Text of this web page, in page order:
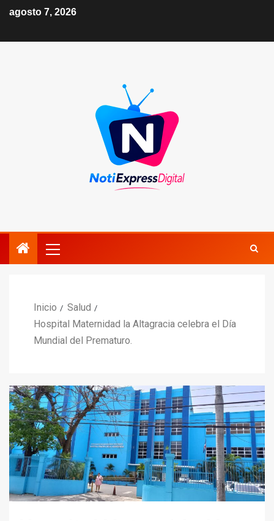
agosto 7, 2026
Inicio
Salud
Hospital Maternidad la Altagracia celebra el Día
Mundial del Prematuro.